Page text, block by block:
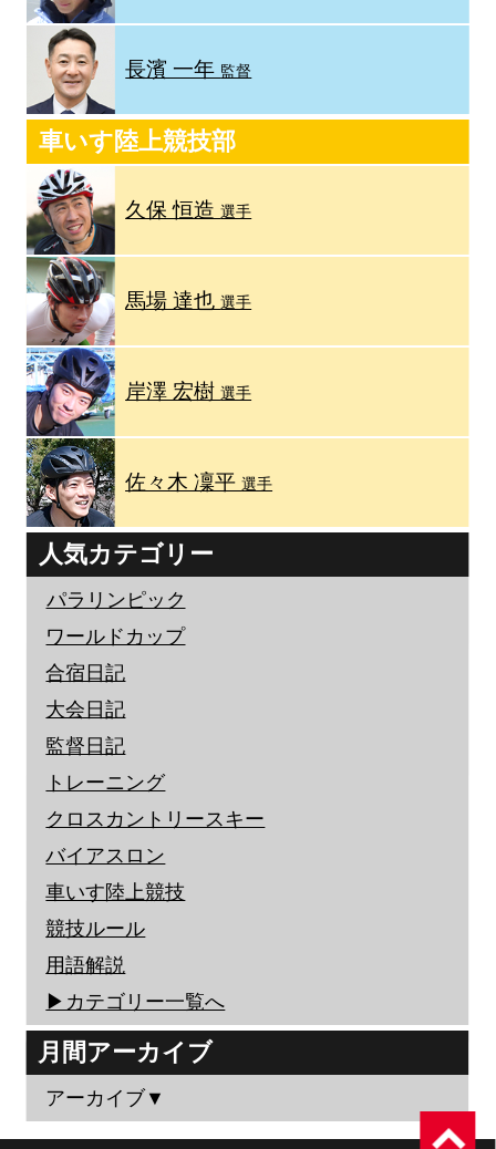
長濱 一年 監督
車いす陸上競技部
久保 恒造選手
馬場 達也選手
岸澤 宏樹選手
佐々木 凜平選手
人気カテゴリー
パラリンピック
ワールドカップ
合宿日記
大会日記
監督日記
トレーニング
クロスカントリースキー
バイアスロン
車いす陸上競技
競技ルール
用語解説
▶︎カテゴリー一覧へ
月間アーカイブ
アーカイブ▼